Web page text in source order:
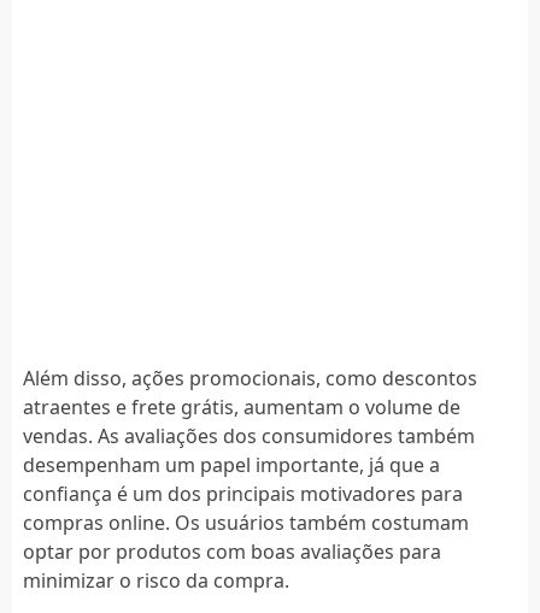
Além disso, ações promocionais, como descontos
atraentes e frete grátis, aumentam o volume de
vendas. As avaliações dos consumidores também
desempenham um papel importante, já que a
confiança é um dos principais motivadores para
compras online. Os usuários também costumam
optar por produtos com boas avaliações para
minimizar o risco da compra.